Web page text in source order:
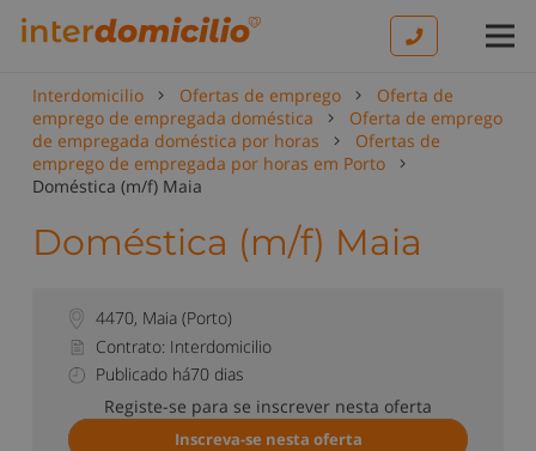
Interdomicilio Ofertas de emprego
Oferta de
emprego de empregada doméstica
Oferta de emprego
de empregada doméstica por horas
Ofertas de
emprego de empregada por horas em Porto
Doméstica (m/f) Maia
Doméstica (m/f) Maia
4470, Maia (Porto)
Contrato: Interdomicilio
Publicado há70 dias
Registe-se para se inscrever nesta oferta
Inscreva-se nesta oferta